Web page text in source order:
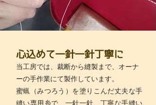
心込めて一針一針丁寧に
当工房では、裁断から縫製まで、オーナ
ーの手作業にて製作しています。
蜜蝋（みつろう）を塗りこんだ丈夫な手
縫い専用糸で、一針一針、丁寧な手縫い